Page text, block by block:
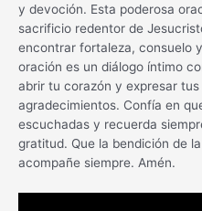
y devoción. Esta poderosa
sacrificio redentor de
encontrar fortaleza, consuelo
oración es un diálogo íntimo
abrir tu corazón y expresar
agradecimientos. Confía en
escuchadas y recuerda
gratitud. Que la bendición de
acompañe siempre. Amén.